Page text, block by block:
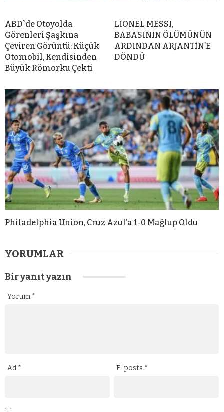
ABD`de Otoyolda
Görenleri Şaşkına
Çeviren Görüntü: Küçük
Otomobil, Kendisinden
Büyük Römorku Çekti
LIONEL MESSI,
BABASININ ÖLÜMÜNÜN
ARDINDAN ARJANTİN’E
DÖNDÜ
Philadelphia Union, Cruz Azul’a 1-0 Mağlup Oldu
YORUMLAR
Bir yanıt yazın
Yorum *
Ad * E-posta *